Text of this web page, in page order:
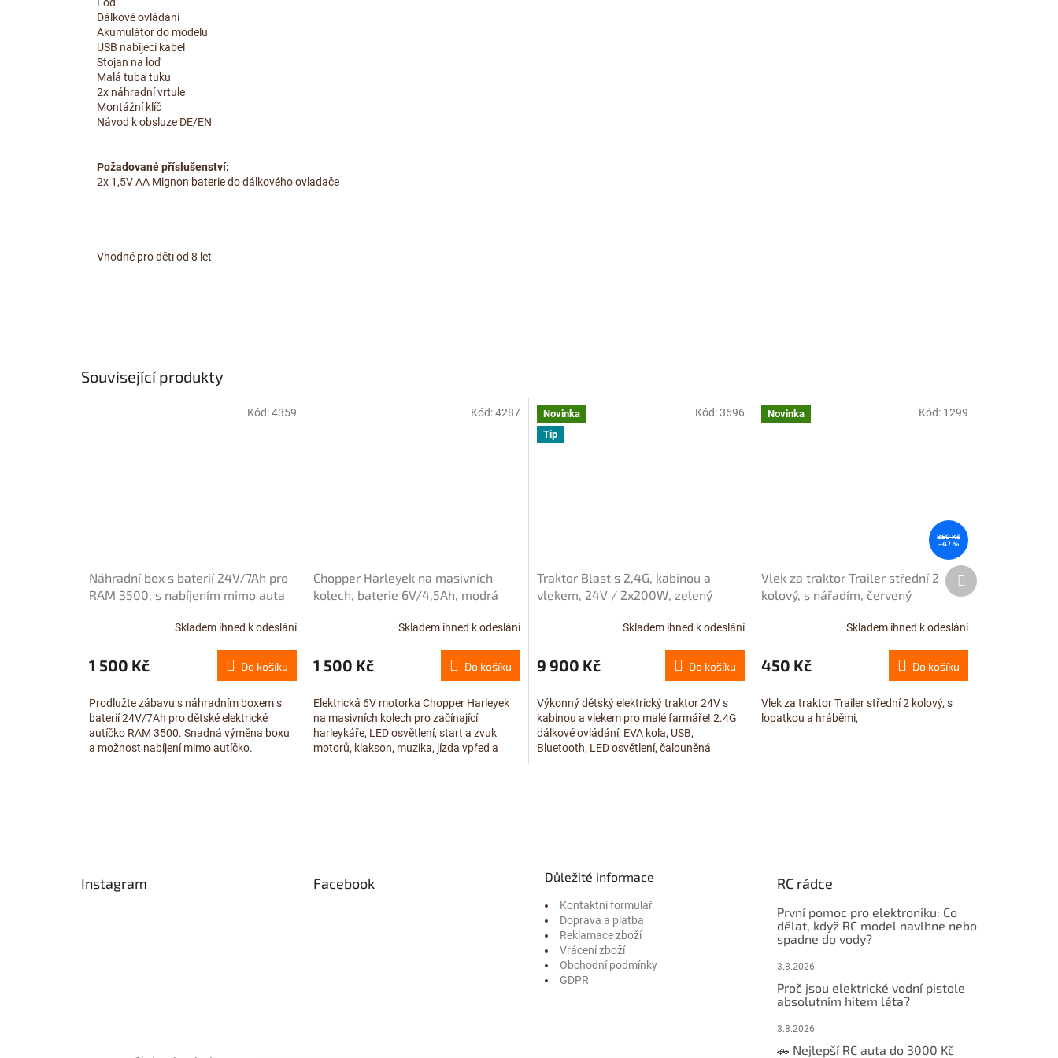
Související produkty
Náhradní box s baterií 24V/7Ah pro
RAM 3500, s nabíjením mimo auta
Skladem ihned k odeslání
1 500 Kč Do košíku
Prodlužte zábavu s náhradním boxem s
baterií 24V/7Ah pro dětské elektrické
autíčko RAM 3500. Snadná výměna boxu
a možnost nabíjení mimo autíčko.
Kód:4359
Chopper Harleyek na masivních
kolech, baterie 6V/4,5Ah, modrá
Skladem ihned k odeslání
1 500 Kč Do košíku
Elektrická 6V motorka Chopper Harleyek
na masivních kolech pro začínající
harleykáře, LED osvětlení, start a zvuk
motorů, klakson, muzika, jízda vpřed a
Kód:4287
Novinka
Tip
Traktor Blast s 2,4G, kabinou a
vlekem, 24V / 2x200W, zelený
produktu
je
z
5
hvězdiček.
Skladem ihned k odeslání
9 900 Kč Do košíku
Výkonný dětský elektrický traktor 24V s
kabinou a vlekem pro malé farmáře! 2.4G
dálkové ovládání, EVA kola, USB,
Bluetooth, LED osvětlení, čalouněná
Kód:3696 Novinka
850 Kč
–47 %
Vlek za traktor Trailer střední 2
kolový, s nářadím, červený
Skladem ihned k odeslání
450 Kč Do košíku
Vlek za traktor Trailer střední 2 kolový, s
lopatkou a hráběmi,
Kód: 1299
Další
produkt
Dálkové ovládání
Akumulátor do modelu
USB nabíjecí kabel
Stojan na loď
Malá tuba tuku
2x náhradní vrtule
Montážní klíč
Návod k obsluze DE/EN
Požadované příslušenství:
2x 1,5V AA Mignon baterie do dálkového ovladače
Vhodné pro děti od 8 let
Instagram Facebook Důležité informace
Kontaktní formulář
Doprava a platba
Reklamace zboží
Vrácení zboží
Obchodní podmínky
GDPR
RC rádce
První pomoc pro elektroniku: Co
dělat, když RC model navlhne nebo
spadne do vody?
3.8.2026
Proč jsou elektrické vodní pistole
absolutním hitem léta?
3.8.2026
🚗 Nejlepší RC auta do 3000 Kč